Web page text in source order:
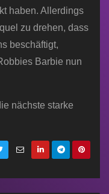
haben. Allerdings
zu drehen, dass
beschäftigt,
Barbie nun
nächste starke